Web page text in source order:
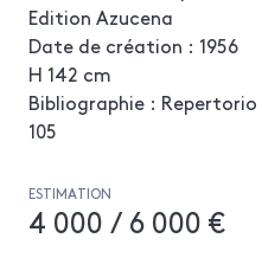
Edition Azucena
Date de création : 1956
H 142 cm
Bibliographie : Repertorio
105
ESTIMATION
4 000 / 6 000 €